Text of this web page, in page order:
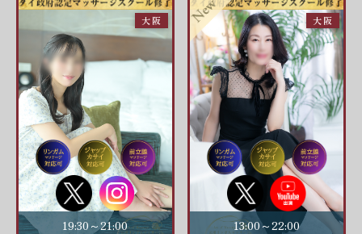
19:30～21:00
大阪
13:00～22:00
大阪